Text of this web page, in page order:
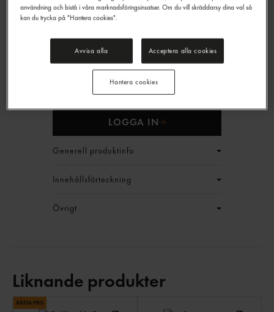
Mejram Tetra
Santa Maria
EAN: 17311311011365
LOGGA IN
Generell produktinfo
Innehållsförteckning
Övrigt
Liknande produkter
användning och bistå i våra marknadsföringsinsatser. Om du vill skräddarsy dina val så
kan du trycka på "Hantera cookies".
Avvisa alla Acceptera alla cookies
Hantera cookies